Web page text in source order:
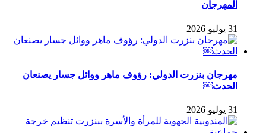
المهرجان
31 يوليو 2026
مهرجان بنزرت الدولي: رؤوف ماهر ووائل جسار يصنعان
الحدث￼
31 يوليو 2026